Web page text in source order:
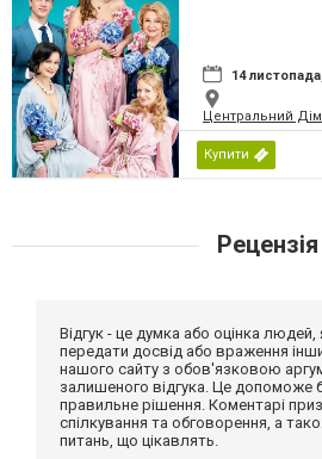
14
Центральний Дім
Купити
Рецензія
Відгук - це думка або оцінка
передати досвід або враження
нашого сайту з обов'язковою
залишеного відгука. Це допоможе
правильне рішення. Коментарі
спілкування та обговорення, а
питань, що цікавлять.